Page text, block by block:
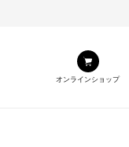
オンラインショップ